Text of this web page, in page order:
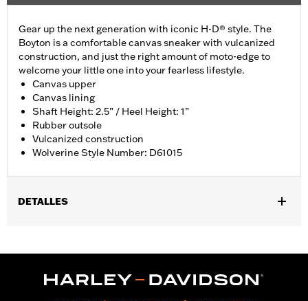
Gear up the next generation with iconic H-D® style. The
Boyton is a comfortable canvas sneaker with vulcanized
construction, and just the right amount of moto-edge to
welcome your little one into your fearless lifestyle.
Canvas upper
Canvas lining
Shaft Height: 2.5” / Heel Height: 1”
Rubber outsole
Vulcanized construction
Wolverine Style Number: D61015
DETALLES
Número de estilo del proveedor:D61015